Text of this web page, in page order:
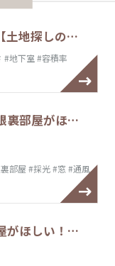
土地探しの…
#地下室 #容積率
裏部屋がほ…
部屋 #採光#窓 #通風
がほしい！…